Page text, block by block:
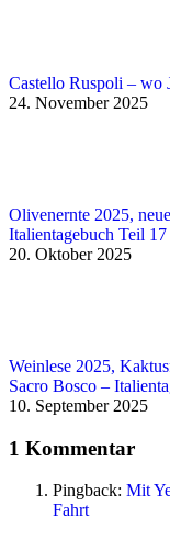
Castello Ruspoli – wo
24. November 2025
Olivenernte 2025,
Italientagebuch Teil 17
20. Oktober 2025
Weinlese 2025,
Sacro Bosco –
10. September 2025
1 Kommentar
Pingback: Mit
Fahrt